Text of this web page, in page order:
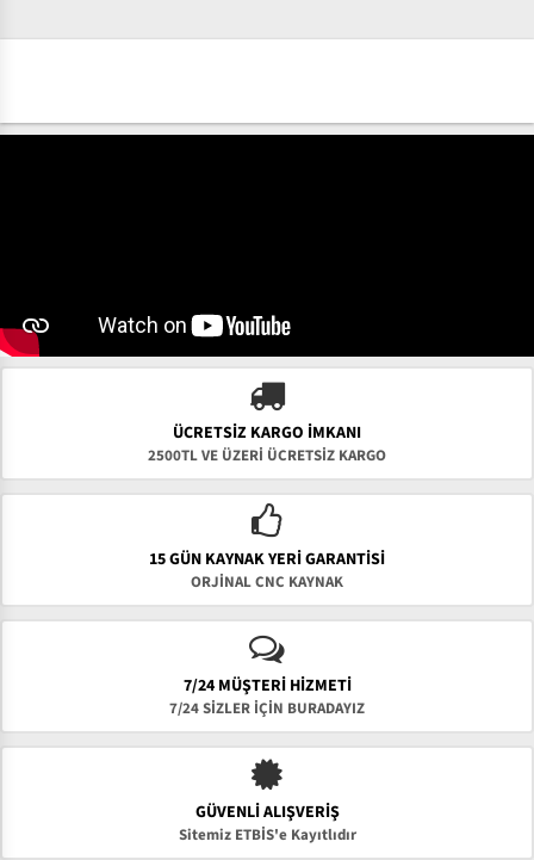
ÜCRETSIZ KARGO İMKANI
2500TL VE ÜZERİ ÜCRETSİZ KARGO
15 GÜN KAYNAK YERI GARANTISI
ORJİNAL CNC KAYNAK
7/24 MÜŞTERİ HİZMETİ
7/24 SİZLER İÇİN BURADAYIZ
GÜVENLI ALIŞVERIŞ
Sitemiz ETBİS'e Kayıtlıdır